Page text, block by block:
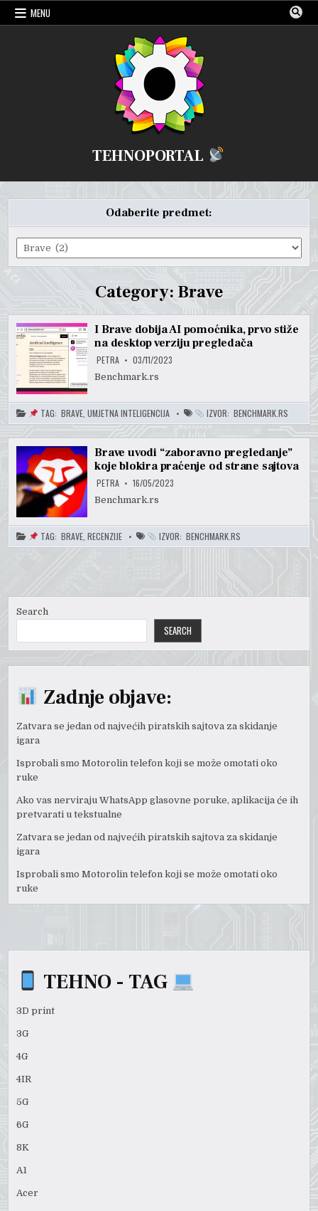
Skip
MENU
TEHNOPORTAL
Odaberite predmet:
Odaberite
predmet:
Category: Brave
I Brave dobija AI pomoćnika, prvo stiže
na desktop verziju pregledača
PETRA 03/11/2023
Benchmark.rs
TAG: BRAVE, UMJETNA INTELIGENCIJA IZVOR: BENCHMARK.RS
Brave uvodi “zaboravno pregledanje”
koje blokira praćenje od strane sajtova
PETRA 16/05/2023
Benchmark.rs
TAG: BRAVE, RECENZIJE IZVOR: BENCHMARK.RS
Search
SEARCH
Zadnje objave:
Zatvara se jedan od najvećih piratskih sajtova za skidanje
igara
Isprobali smo Motorolin telefon koji se može omotati oko
ruke
Ako vas nerviraju WhatsApp glasovne poruke, aplikacija će ih
pretvarati u tekstualne
Zatvara se jedan od najvećih piratskih sajtova za skidanje
igara
Isprobali smo Motorolin telefon koji se može omotati oko
ruke
TEHNO - TAG
3D print
3G
4G
4IR
5G
6G
8K
A1
Acer